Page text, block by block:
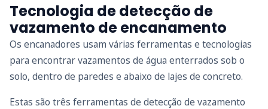
Tecnologia de detecção de
vazamento de encanamento
Os encanadores usam várias ferramentas e tecnologias
para encontrar vazamentos de água enterrados sob o
solo, dentro de paredes e abaixo de lajes de concreto.
Estas são três ferramentas de detecção de vazamento